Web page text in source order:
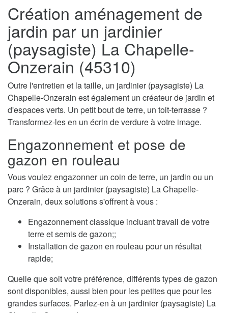
Création aménagement de
jardin par un jardinier
(paysagiste) La Chapelle-
Onzerain (45310)
Outre l'entretien et la taille, un jardinier (paysagiste) La
Chapelle-Onzerain est également un créateur de jardin et
d'espaces verts. Un petit bout de terre, un toit-terrasse ?
Transformez-les en un écrin de verdure à votre image.
Engazonnement et pose de
gazon en rouleau
Vous voulez engazonner un coin de terre, un jardin ou un
parc ? Grâce à un jardinier (paysagiste) La Chapelle-
Onzerain, deux solutions s'offrent à vous :
Engazonnement classique incluant travail de votre
terre et semis de gazon;;
Installation de gazon en rouleau pour un résultat
rapide;
Quelle que soit votre préférence, différents types de gazon
sont disponibles, aussi bien pour les petites que pour les
grandes surfaces. Parlez-en à un jardinier (paysagiste) La